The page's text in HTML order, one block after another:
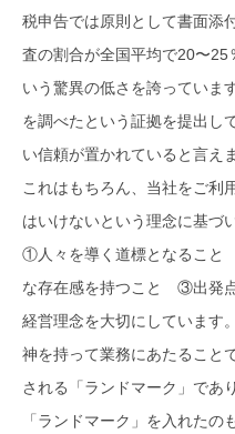
税申告では原則として書面添
査の割合が全国平均で20〜25
いう驚異の低さを誇っていま
を調べたという証拠を提出し
い信頼が置かれていると言えま
これはもちろん、当社をご利
はいけないという理念に基
①人々を導く道標となること
な存在感を持つこと ③出発
経営理念を大切にしています
神を持って業務にあたること
される「ランドマーク」であ
「ランドマーク」を入れた